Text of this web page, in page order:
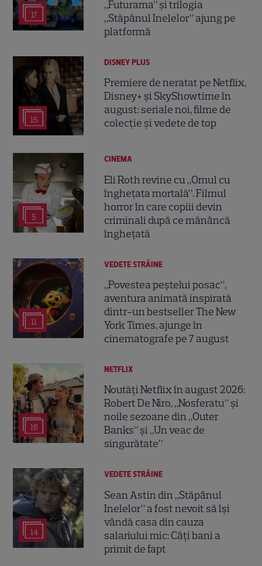
17
„Futurama” și trilogia
„Stăpânul Inelelor” ajung pe
platformă
15
DISNEY PLUS
Premiere de neratat pe Netflix,
Disney+ și SkyShowtime în
august: seriale noi, filme de
colecție și vedete de top
5
CINEMA
Eli Roth revine cu „Omul cu
înghețata mortală”. Filmul
horror în care copiii devin
criminali după ce mănâncă
înghețată
11
VEDETE STRĂINE
„Povestea peștelui posac”,
aventura animată inspirată
dintr-un bestseller The New
York Times, ajunge în
cinematografe pe 7 august
16
NETFLIX
Noutăți Netflix în august 2026:
Robert De Niro, „Nosferatu” și
noile sezoane din „Outer
Banks” și „Un veac de
singurătate”
14
VEDETE STRĂINE
Sean Astin din „Stăpânul
Inelelor” a fost nevoit să își
vândă casa din cauza
salariului mic: Câți bani a
primit de fapt